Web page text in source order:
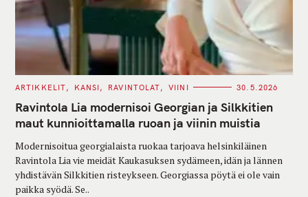
C
T
E
G
O
I
E
S
ARTIKKELIT KANSI RAVINTOLAT VIINI 30.5.2026
Ravintola Lia modernisoi Georgian ja Silkkitien
maut kunnioittamalla ruoan ja viinin muistia
Modernisoitua georgialaista ruokaa tarjoava helsinkiläinen
Ravintola Lia vie meidät Kaukasuksen sydämeen, idän ja lännen
yhdistävän Silkkitien risteykseen. Georgiassa pöytä ei ole vain
paikka syödä. Se..